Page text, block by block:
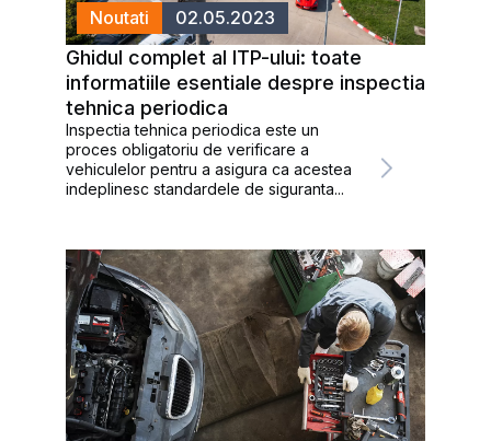
Noutati 02.05.2023
Ghidul complet al ITP-ului: toate
informatiile esentiale despre inspectia
tehnica periodica
Inspectia tehnica periodica este un
proces obligatoriu de verificare a
vehiculelor pentru a asigura ca acestea
indeplinesc standardele de siguranta...